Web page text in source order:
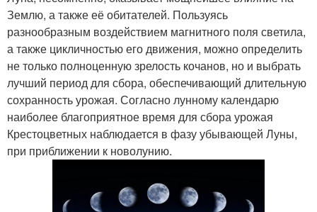
Землю, а также её обитателей. Пользуясь
разнообразным воздействием магнитного поля светила,
а также цикличностью его движения, можно определить
не только полноценную зрелость кочанов, но и выбрать
лучший период для сбора, обеспечивающий длительную
сохранность урожая. Согласно лунному календарю
наиболее благоприятное время для сбора урожая
Крестоцветных наблюдается в фазу убывающей Луны,
при приближении к новолунию.